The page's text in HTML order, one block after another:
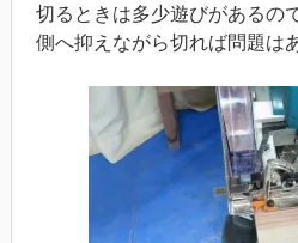
切るときは多少遊びがあるの
側へ抑えながら切れば問題は